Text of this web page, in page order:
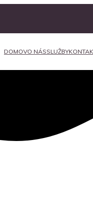
DOMOVO NÁSSLUŽBY